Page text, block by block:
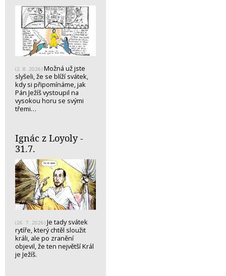
(2. 8. 2026) Možná už jste
slyšeli, že se blíží svátek,
kdy si připomínáme, jak
Pán Ježíš vystoupil na
vysokou horu se svými
třemi…
Ignác z Loyoly -
31.7.
(26. 7. 2026) Je tady svátek
rytíře, který chtěl sloužit
králi, ale po zranění
objevil, že ten největší Král
je Ježíš.